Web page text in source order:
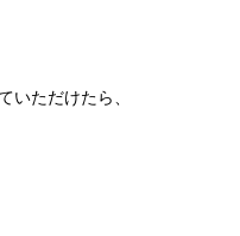
いただけたら、